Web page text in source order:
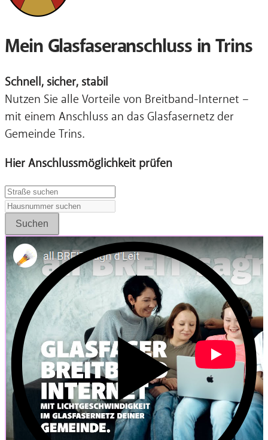
Mein Glasfaseranschluss in Trins
Schnell, sicher, stabil
Nutzen Sie alle Vorteile von Breitband-Internet –
mit einem Anschluss an das Glasfasernetz der
Gemeinde Trins.
Hier Anschlussmöglichkeit prüfen
Suchen